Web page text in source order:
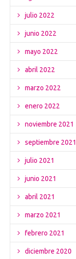
julio 2022
junio 2022
mayo 2022
abril 2022
marzo 2022
enero 2022
noviembre 2021
septiembre 2021
julio 2021
junio 2021
abril 2021
marzo 2021
febrero 2021
diciembre 2020